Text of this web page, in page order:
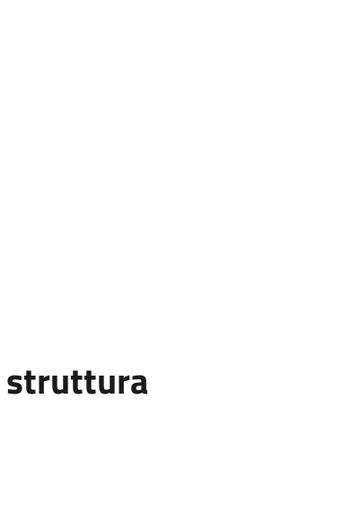
struttura